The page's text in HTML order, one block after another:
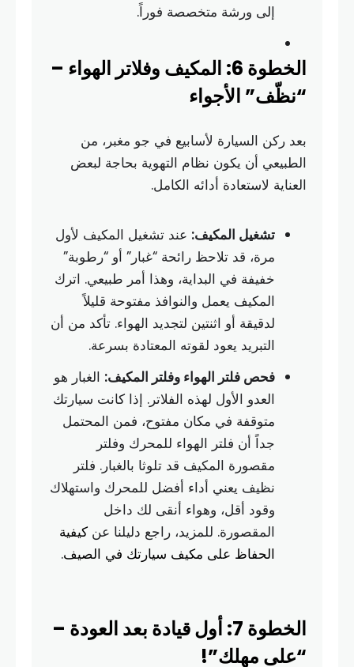
إلى ورشة متخصصة فوراً.
الخطوة 6: المكيف وفلاتر الهواء –
“نظّف” الأجواء
بعد ركن السيارة لأسابيع في جو مغبر، من
الطبيعي أن يكون نظام التهوية بحاجة لبعض
العناية لاستعادة أدائه الكامل.
تشغيل المكيف: عند تشغيل المكيف لأول
مرة، قد تلاحظ رائحة “غبار” أو “رطوبة”
خفيفة في البداية، وهذا أمر طبيعي. اترك
المكيف يعمل والنوافذ مفتوحة قليلاً
لدقيقة أو اثنتين لتجديد الهواء. تأكد من أن
التبريد يعود لقوته المعتادة بسرعة.
فحص فلتر الهواء وفلتر المكيف: الغبار هو
العدو الأول لهذه الفلاتر. إذا كانت سيارتك
متوقفة في مكان مفتوح، فمن المحتمل
جداً أن فلتر الهواء للمحرك وفلتر
مقصورة المكيف قد تلوثا بالغبار. فلتر
نظيف يعني أداء أفضل للمحرك واستهلاك
وقود أقل، وهواء أنقى لك داخل
المقصورة. للمزيد، راجع دليلنا عن كيفية
الحفاظ على مكيف سيارتك في الصيف.
الخطوة 7: أول قيادة بعد العودة –
“على مهلك”!